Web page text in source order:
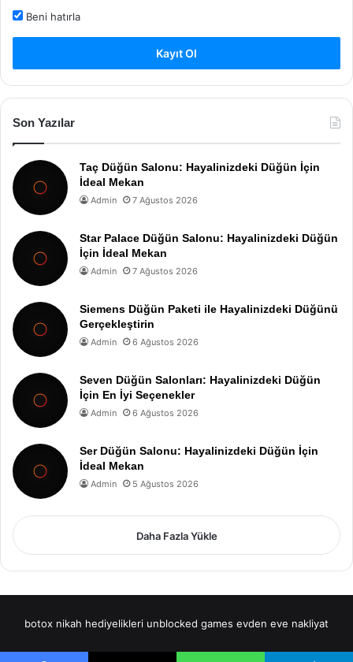
Beni hatırla
Kayıt Ol
Son Yazılar
Taç Düğün Salonu: Hayalinizdeki Düğün İçin
İdeal Mekan
Admin 7 Ağustos 2026
Star Palace Düğün Salonu: Hayalinizdeki Düğün
İçin İdeal Mekan
Admin 7 Ağustos 2026
Siemens Düğün Paketi ile Hayalinizdeki Düğünü
Gerçekleştirin
Admin 6 Ağustos 2026
Seven Düğün Salonları: Hayalinizdeki Düğün
İçin En İyi Seçenekler
Admin 6 Ağustos 2026
Ser Düğün Salonu: Hayalinizdeki Düğün İçin
İdeal Mekan
Admin 5 Ağustos 2026
Daha Fazla Yükle
botox nikah hediyelikleri unblocked games evden eve nakliyat